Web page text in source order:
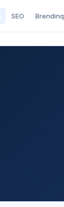
SEO Brendinq